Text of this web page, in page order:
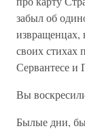
забыл об
своих стихах
Сервантесе и
Вы
Былые дни,